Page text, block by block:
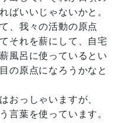
ばいいじゃないかと。
、我々の活動の原点
それを薪にして、自宅
風呂に使っているとい
の原点になろうかなと
おっしゃいますが、
言葉を使っています。